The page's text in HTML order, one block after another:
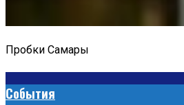
Пробки Самары
События